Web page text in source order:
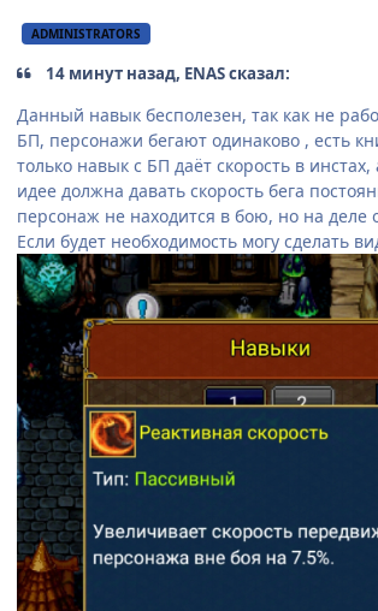
ADMINISTRATORS
14 минут назад, ENAS сказал:
Данный навык бесполезен, так как не
БП, персонажи бегают одинаково , есть
только навык с БП даёт скорость в инстах,
идее должна давать скорость бега
персонаж не находится в бою, но на деле
Если будет необходимость могу сделать